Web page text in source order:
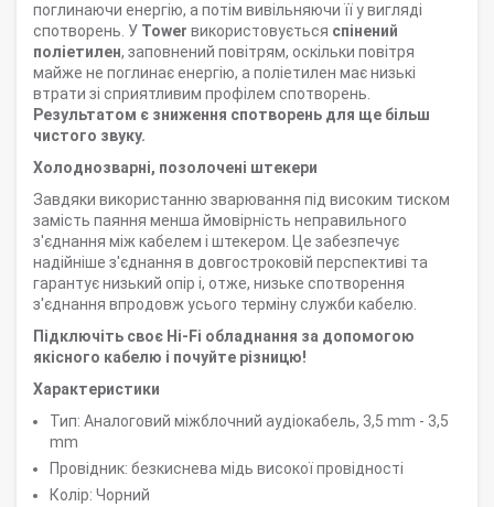
поглинаючи енергію, а потім вивільняючи її у вигляді
спотворень. У Tower використовується спінений
поліетилен, заповнений повітрям, оскільки повітря
майже не поглинає енергію, а поліетилен має низькі
втрати зі сприятливим профілем спотворень.
Результатом є зниження спотворень для ще більш
чистого звуку.
Холоднозварні, позолочені штекери
Завдяки використанню зварювання під високим тиском
замість паяння менша ймовірність неправильного
з'єднання між кабелем і штекером. Це забезпечує
надійніше з'єднання в довгостроковій перспективі та
гарантує низький опір і, отже, низьке спотворення
з'єднання впродовж усього терміну служби кабелю.
Підключіть своє Hi-Fi обладнання за допомогою
якісного кабелю і почуйте різницю!
Характеристики
Тип: Аналоговий міжблочний аудіокабель, 3,5 mm - 3,5
mm
Провідник: безкиснева мідь високої провідності
Колір: Чорний